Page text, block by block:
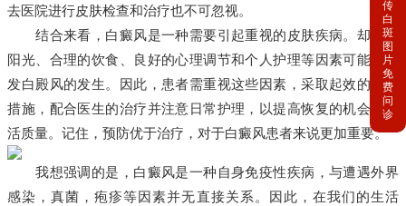
去医院进行皮肤检查和治疗也不可忽视。
结合来看，白癜风是一种需要引起重视的皮肤疾病。却少了
阳光、合理的饮食、良好的心理调节和个人护理等因素可能会引
发白殿风的发生。因此，患者需重视这些因素，采取起效的预防
措施，配合医生的治疗并注意日常护理，以提高恢复的机会和生
活质量。记住，预防优于治疗，对于白癜风患者来说更加重要。
我想强调的是，白癜风是一种自身免疫性疾病，与遭遇外界
感染，真菌，疱疹等因素并无直接关系。因此，在我们的生活
传
白
斑
图
片
免
费
问
诊